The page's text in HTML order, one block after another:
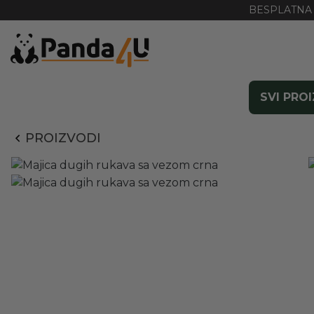
SVI
PROIZVODI